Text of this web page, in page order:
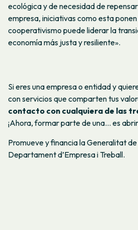
ecológica y de necesidad de
empresa, iniciativas como esta
cooperativismo puede liderar la
economía más justa y resiliente».
Si eres una empresa o entidad y
con servicios que comparten tus
contacto con cualquiera de las
¡Ahora, formar parte de una… es
Promueve y financia la Generalitat
Departament d’Empresa i Treball.